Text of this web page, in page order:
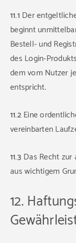
11.1 Der
beginnt
Bestell- und
des Login-
dem vom Nutzer
entspricht.
11.2Eine
vereinbarten
11.3 Das Recht
aus wichtigem
12.